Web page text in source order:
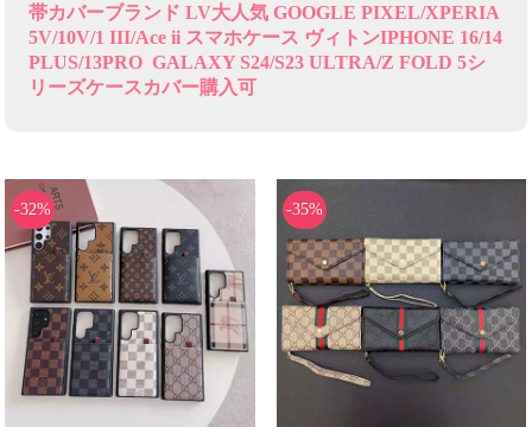
帯カバーブランド LV大人気 GOOGLE PIXEL/XPERIA
5V/10V/1 III/Ace ii スマホケース ヴィトンIPHONE 16/14
PLUS/13PRO GALAXY S24/S23 ULTRA/Z FOLD 5シ
リーズケースカバー購入可
-32% -35%